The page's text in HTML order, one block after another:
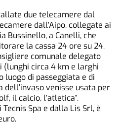
due telecamere dal
dall’Aipo, collegate ai
Bussinello, a Canelli, che
la cassa 24 ore su 24.
comunale delegato
(lunghi circa 4 km e larghi
di passeggiata e di
venisse usata per
il calcio, l’atletica”.
Tecnis Spa e dalla Lis Srl, è